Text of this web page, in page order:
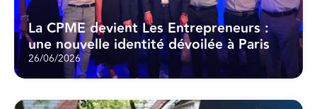
La CPME devient Les Entrepreneurs :
une nouvelle identité dévoilée à Paris
26/06/2026